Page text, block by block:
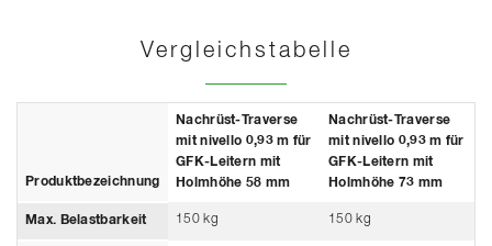
Vergleichstabelle
Produktbezeichnung
Nachrüst-Traverse
mit nivello 0,93 m für
GFK-Leitern mit
Holmhöhe 58 mm
Nachrüst-Traverse
mit nivello 0,93 m für
GFK-Leitern mit
Holmhöhe 73 mm
Max. Belastbarkeit 150 kg 150 kg